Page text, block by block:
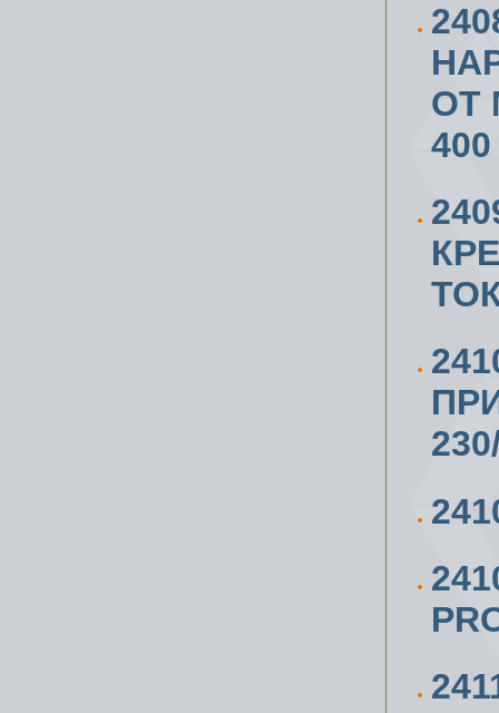
ОТ
400